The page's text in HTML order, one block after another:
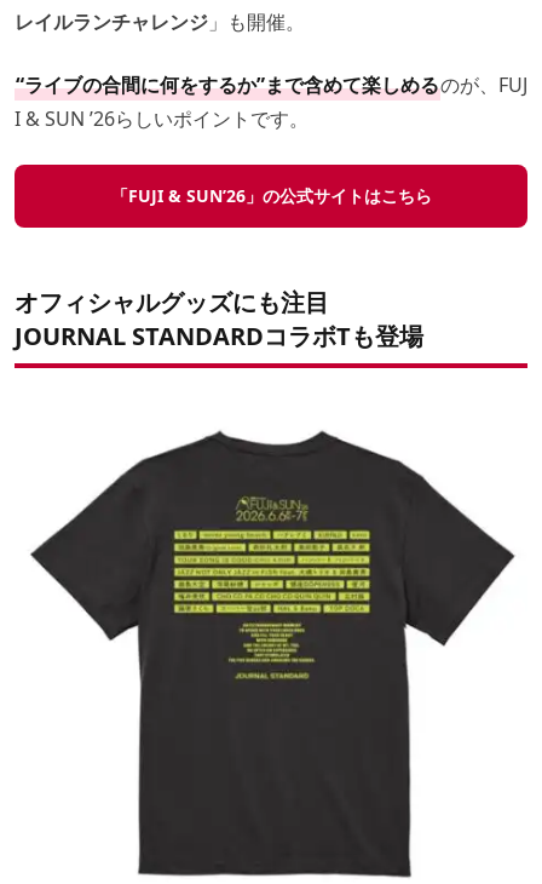
レイルランチャレンジ 」も開催。
“ライブの合間に何をするか”まで含めて楽しめるのが、FUJ
I & SUN ’26らしいポイントです。
「FUJI & SUN’26」の公式サイトはこちら
オフィシャルグッズにも注目
JOURNAL STANDARDコラボTも登場